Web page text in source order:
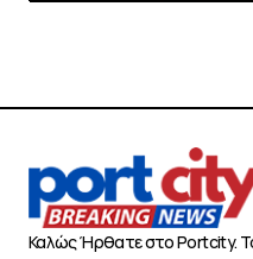
Καλώς Ήρθατε στο Portcity.